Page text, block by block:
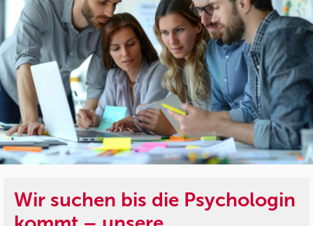
Wir suchen bis die Psychologin